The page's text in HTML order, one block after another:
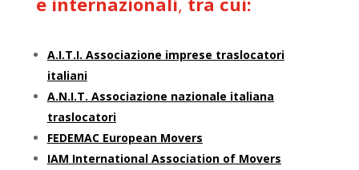
A.I.T.I. Associazione imprese traslocatori
italiani
A.N.I.T. Associazione nazionale italiana
traslocatori
FEDEMAC European Movers
IAM International Association of Movers